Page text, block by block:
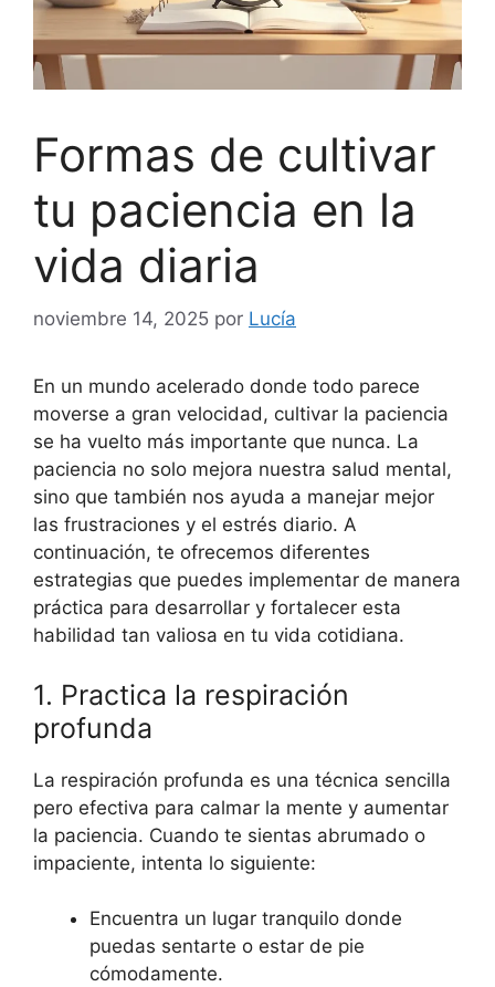
Formas de cultivar
tu paciencia en la
vida diaria
noviembre 14, 2025 por Lucía
En un mundo acelerado donde todo parece
moverse a gran velocidad, cultivar la paciencia
se ha vuelto más importante que nunca. La
paciencia no solo mejora nuestra salud mental,
sino que también nos ayuda a manejar mejor
las frustraciones y el estrés diario. A
continuación, te ofrecemos diferentes
estrategias que puedes implementar de manera
práctica para desarrollar y fortalecer esta
habilidad tan valiosa en tu vida cotidiana.
1. Practica la respiración
profunda
La respiración profunda es una técnica sencilla
pero efectiva para calmar la mente y aumentar
la paciencia. Cuando te sientas abrumado o
impaciente, intenta lo siguiente:
Encuentra un lugar tranquilo donde
puedas sentarte o estar de pie
cómodamente.